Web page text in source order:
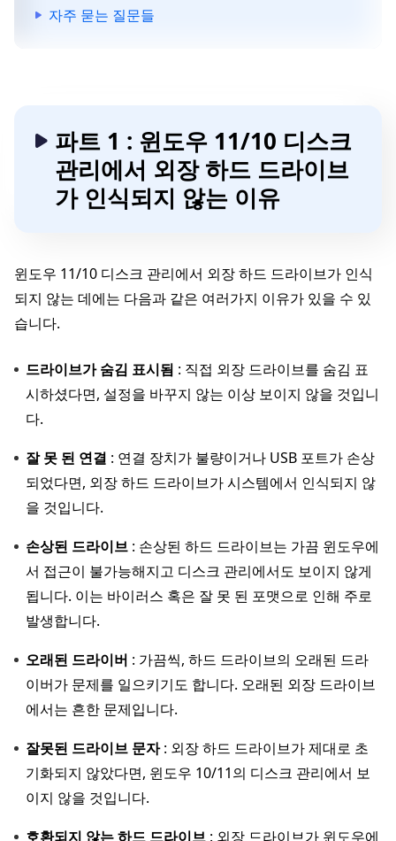
자주 묻는 질문들
파트 1 : 윈도우 11/10 디스크
관리에서 외장 하드 드라이브
가 인식되지 않는 이유
윈도우 11/10 디스크 관리에서 외장 하드 드라이브가 인식
되지 않는 데에는 다음과 같은 여러가지 이유가 있을 수 있
습니다.
드라이브가 숨김 표시됨 : 직접 외장 드라이브를 숨김 표
시하셨다면, 설정을 바꾸지 않는 이상 보이지 않을 것입니
다.
잘 못 된 연결 : 연결 장치가 불량이거나 USB 포트가 손상
되었다면, 외장 하드 드라이브가 시스템에서 인식되지 않
을 것입니다.
손상된 드라이브 : 손상된 하드 드라이브는 가끔 윈도우에
서 접근이 불가능해지고 디스크 관리에서도 보이지 않게
됩니다. 이는 바이러스 혹은 잘 못 된 포맷으로 인해 주로
발생합니다.
오래된 드라이버 : 가끔씩, 하드 드라이브의 오래된 드라
이버가 문제를 일으키기도 합니다. 오래된 외장 드라이브
에서는 흔한 문제입니다.
잘못된 드라이브 문자: 외장 하드 드라이브가 제대로 초
기화되지 않았다면, 윈도우 10/11의 디스크 관리에서 보
이지 않을 것입니다.
호환되지 않는 하드 드라이브 : 외장 드라이브가 윈도우에